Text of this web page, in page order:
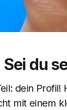
du
dein Profil!
mit einem